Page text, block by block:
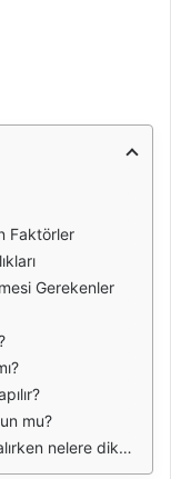
Faktörler
Gerekenler
mu?
dikkat etmeliyim?